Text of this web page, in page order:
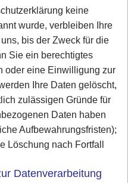
keine
wurde, verbleiben Ihre
bis der Zweck für die
Sie ein berechtigtes
oder eine Einwilligung zur
Ihre Daten gelöscht,
zulässigen Gründe für
Daten haben
Aufbewahrungsfristen);
Löschung nach Fortfall
Datenverarbeitung